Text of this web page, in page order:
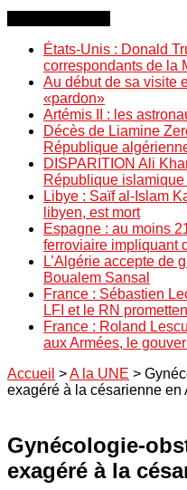
États-Unis : Donald
correspondants de la
Au début de sa visite
«pardon»
Artémis II : les
Décès de Liamine
République
DISPARITION Ali
République islamique
Libye : Saïf al-Islam
libyen, est mort
Espagne : au moins
ferroviaire impliquant
L’Algérie accepte de
Boualem Sansal
France : Sébastien
LFI et le RN
France : Roland
aux Armées, le
Accueil >A la UNE >
exagéré à la césarienne en
Gynécologie-
exagéré à la